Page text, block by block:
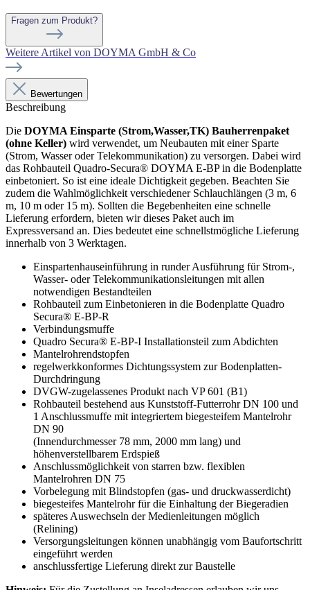
Fragen zum Produkt?
Weitere Artikel von DOYMA GmbH & Co
Bewertungen
Beschreibung
Die DOYMA Einsparte (Strom,Wasser,TK) Bauherrenpaket
(ohne Keller) wird verwendet, um Neubauten mit einer Sparte
(Strom, Wasser oder Telekommunikation) zu versorgen. Dabei wird
das Rohbauteil Quadro-Secura® DOYMA E-BP in die Bodenplatte
einbetoniert. So ist eine ideale Dichtigkeit gegeben. Beachten Sie
zudem die Wahlmöglichkeit verschiedener Schlauchlängen (3 m, 6
m, 10 m oder 15 m). Sollten die Begebenheiten eine schnelle
Lieferung erfordern, bieten wir dieses Paket auch im
Expressversand an. Dies bedeutet eine schnellstmögliche Lieferung
innerhalb von 3 Werktagen.
Einspartenhauseinführung in runder Ausführung für Strom-,
Wasser- oder Telekommunikationsleitungen mit allen
notwendigen Bestandteilen
Rohbauteil zum Einbetonieren in die Bodenplatte Quadro
Secura® E-BP-R
Verbindungsmuffe
Quadro Secura® E-BP-I Installationsteil zum Abdichten
Mantelrohrendstopfen
regelwerkkonformes Dichtungssystem zur Bodenplatten-
Durchdringung
DVGW-zugelassenes Produkt nach VP 601 (B1)
Rohbauteil bestehend aus Kunststoff-Futterrohr DN 100 und
1 Anschlussmuffe mit integriertem biegesteifem Mantelrohr
DN 90
(Innendurchmesser 78 mm, 2000 mm lang) und
höhenverstellbarem Erdspieß
Anschlussmöglichkeit von starren bzw. flexiblen
Mantelrohren DN 75
Vorbelegung mit Blindstopfen (gas- und druckwasserdicht)
biegesteifes Mantelrohr für die Einhaltung der Biegeradien
späteres Auswechseln der Medienleitungen möglich
(Relining)
Versorgungsleitungen können unabhängig vom Baufortschritt
eingeführt werden
anschlussfertige Lieferung direkt zur Baustelle